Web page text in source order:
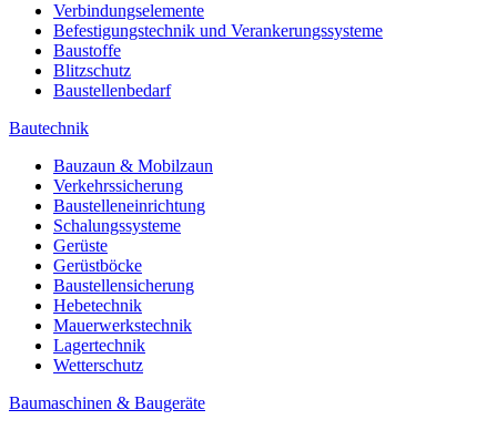
Verbindungselemente
Befestigungstechnik und Verankerungssysteme
Baustoffe
Blitzschutz
Baustellenbedarf
Bautechnik
Bauzaun & Mobilzaun
Verkehrssicherung
Baustelleneinrichtung
Schalungssysteme
Gerüste
Gerüstböcke
Baustellensicherung
Hebetechnik
Mauerwerkstechnik
Lagertechnik
Wetterschutz
Baumaschinen & Baugeräte